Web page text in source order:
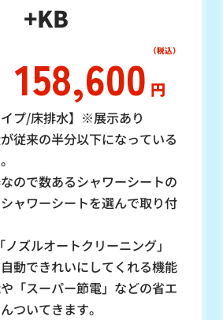
+KB
158,600 円
イプ/床排水】※展示あり
従来の半分以下になっている
ので数あるシャワーシートの
ャワーシートを選んで取り付
ズルオートクリーニング」
動できれいにしてくれる機能
「スーパー節電」などの省エ
ついてきます。